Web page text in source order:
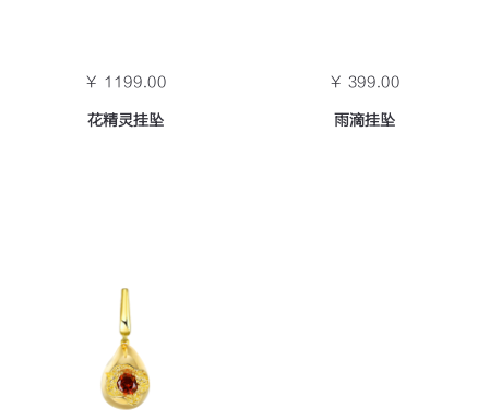
￥ 1199.00
花精灵挂坠
￥ 399.00
雨滴挂坠